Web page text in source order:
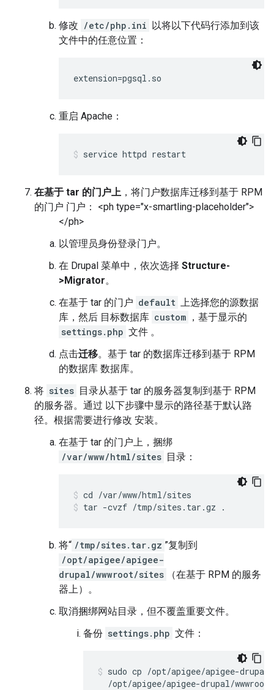
修改 /etc/php.ini 以将以下代码行添加到该
文件中的任意位置：
extension=pgsql.so
重启 Apache：
service httpd restart
在基于 tar 的门户上 ，将门户数据库迁移到基于 RPM
的门户 门户： <ph type="x-smartling-placeholder">
</ph>
以管理员身份登录门户。
在 Drupal 菜单中，依次选择 Structure-
>Migrator。
在基于 tar 的门户 default 上选择您的源数据
库，然后 目标数据库 custom ，基于显示的
settings.php 文件 。
点击迁移。基于 tar 的数据库迁移到基于 RPM
的数据库 数据库。
将 sites 目录从基于 tar 的服务器复制到基于 RPM
的服务器。通过 以下步骤中显示的路径基于默认路
径。根据需要进行修改 安装。
在基于 tar 的门户上，捆绑
/var/www/html/sites 目录：
tar -cvzf /tmp/sites.tar.gz .
将“ /tmp/sites.tar.gz ”复制到
/opt/apigee/apigee-
drupal/wwwroot/sites
（在基于 RPM 的服务
器上）。
取消捆绑网站目录，但不覆盖重要文件。
备份 settings.php 文件：
sudo cp /opt/apigee/apigee-
/opt/apigee/apigee-drupal/